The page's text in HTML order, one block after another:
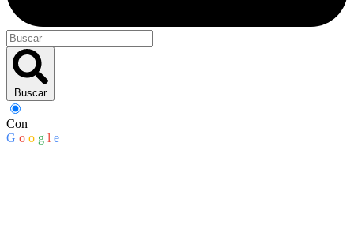
Buscar
Con
G o o g l e